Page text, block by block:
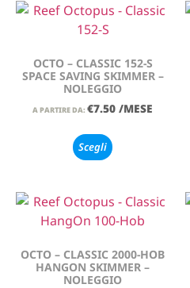
OCTO – CLASSIC 152-S
SPACE SAVING SKIMMER –
NOLEGGIO
A PARTIRE DA: €7.50 /MESE
Scegli
OCTO – CLASSIC 2000-HOB
HANGON SKIMMER –
NOLEGGIO